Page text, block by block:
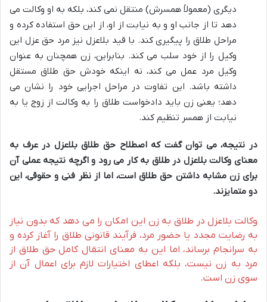
دیگری (معمولاً همسرش) منتقل نمی کند، بلکه به او وکالت می
دهد تا از جانب او و به نیابت از او، از این حق استفاده کرده و
مراحل طلاق را پیگیری کند. با قید بلاعزل نیز مرد حق عزل این
وکیل را از خود سلب می کند. بنابراین، زن همچنان به عنوان
وکیل مرد عمل می کند، نه اینکه خودش حق طلاق مستقل
داشته باشد. این تفاوت در مراحل اجرایی خود را نشان می
دهد؛ یعنی زن باید دادخواست طلاق را به وکالت از زوج یا به
نیابت از همسر تنظیم کند.
در نتیجه، می توان گفت که اصطلاح حق طلاق بلاعزل در عرف به
معنای وکالت بلاعزل در طلاق به کار می رود و اگرچه نتیجه عملی آن
برای زن مشابه داشتن حق طلاق است، اما از نظر فنی و حقوقی، این
دو متمایزند.
وکالت بلاعزل در طلاق به زن این امکان را می دهد که بدون نیاز
به رضایت مجدد یا حضور مرد، فرآیند قانونی طلاق را آغاز کرده و
به سرانجام برساند، اما این به معنای انتقال کامل حق طلاق از
مرد به زن نیست، بلکه اعطای اختیارات لازم برای اعمال آن از
سوی زن است.